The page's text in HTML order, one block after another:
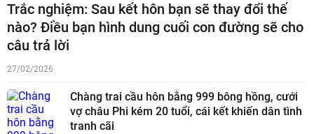
Trắc nghiệm: Sau kết hôn bạn sẽ thay đổi thế
nào? Điều bạn hình dung cuối con đường sẽ cho
câu trả lời
27/02/2026
Chàng trai cầu hôn bằng 999 bông hồng, cưới
vợ châu Phi kém 20 tuổi, cái kết khiến dân tình
tranh cãi